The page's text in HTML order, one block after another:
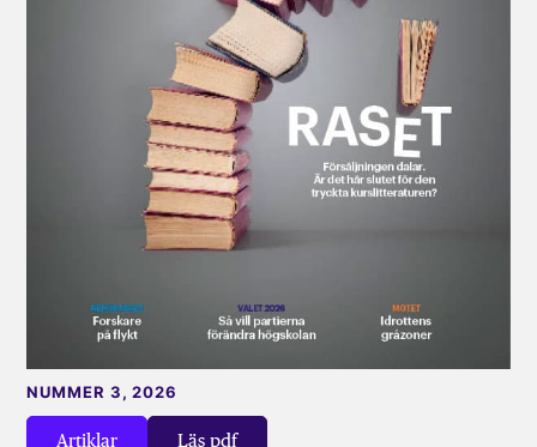
Artiklar Läs pdf
NUMMER 3, 2026